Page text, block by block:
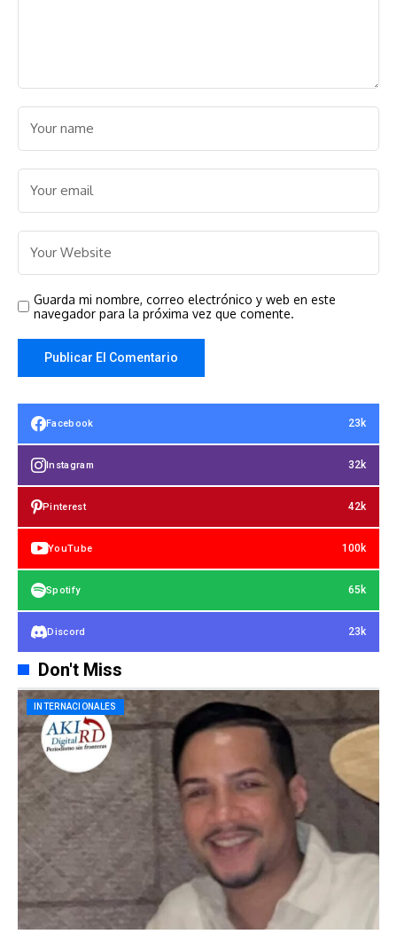
Guarda mi nombre, correo electrónico y web en este
navegador para la próxima vez que comente.
Facebook 23k
Instagram 32k
Pinterest 42k
YouTube 100k
Spotify 65k
Discord 23k
Don't Miss
INTERNACIONALES